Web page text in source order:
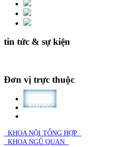
tin tức & sự kiện
Đơn vị trực thuộc
PHÒNG
KHOA NỘI TỔNG HỢP
KHOA NGŨ QUAN